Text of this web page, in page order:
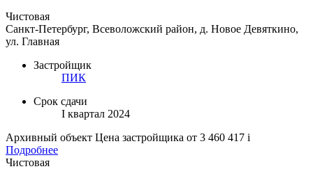
Чистовая
Санкт-Петербург, Всеволожский район, д. Новое Девяткино,
ул. Главная
Застройщик
ПИК
Срок сдачи
I квартал 2024
Архивный объект Цена застройщика от 3 460 417 i
Подробнее
Чистовая